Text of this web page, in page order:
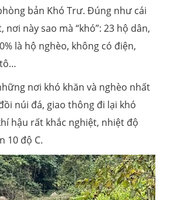
bản Khó Trư. Đúng như cái
nơi này sao mà “khó”: 23 hộ dân,
là hộ nghèo, không có điện,
nơi khó khăn và nghèo nhất
núi đá, giao thông đi lại khó
hậu rất khắc nghiệt, nhiệt độ
10 độ C.